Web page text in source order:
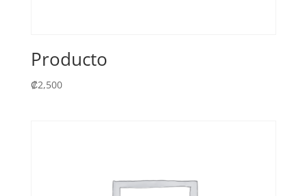
Producto
₡2,500